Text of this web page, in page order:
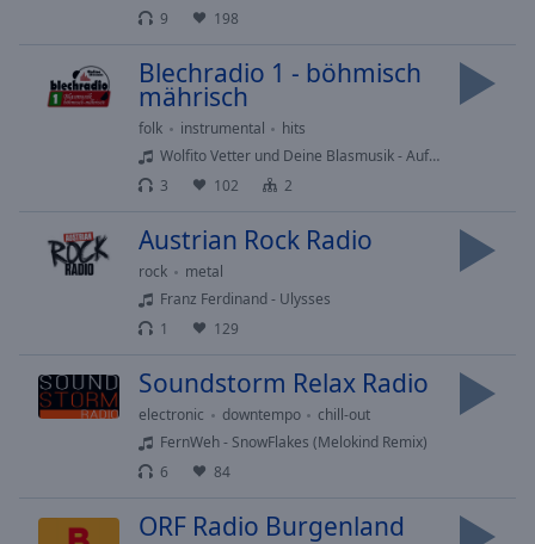
Dialog
9
198
Blechradio 1 - böhmisch
mährisch
folk instrumental
hits
Wolfito Vetter und Deine Blasmusik - Auf zur Mucke
3
102 2
Austrian Rock Radio
rock
metal
Franz Ferdinand - Ulysses
1
129
Soundstorm Relax Radio
electronic downtempo
chill-out
FernWeh - SnowFlakes (Melokind Remix)
6
84
ORF Radio Burgenland